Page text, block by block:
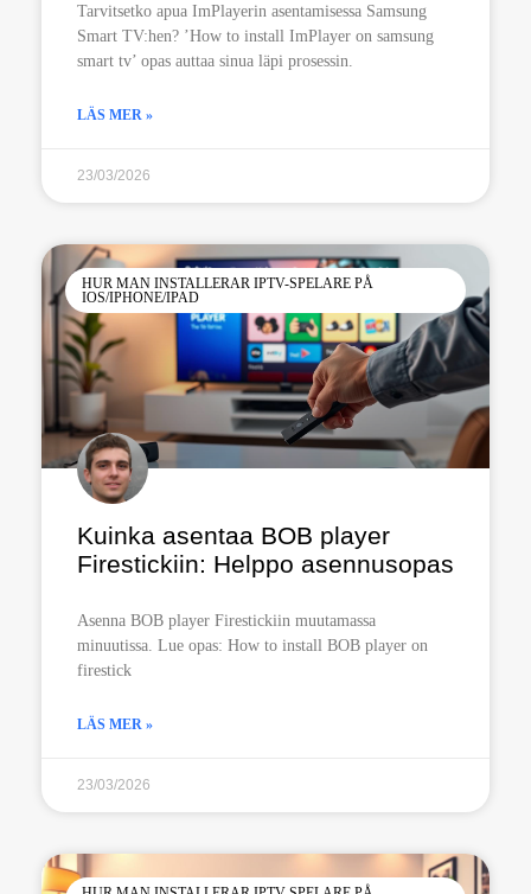
Tarvitsetko apua ImPlayerin asentamisessa Samsung
Smart TV:hen? ’How to install ImPlayer on samsung
smart tv’ opas auttaa sinua läpi prosessin.
LÄS MER »
23/03/2026
HUR MAN INSTALLERAR IPTV-SPELARE PÅ
IOS/IPHONE/IPAD
Kuinka asentaa BOB player
Firestickiin: Helppo asennusopas
Asenna BOB player Firestickiin muutamassa
minuutissa. Lue opas: How to install BOB player on
firestick
LÄS MER »
23/03/2026